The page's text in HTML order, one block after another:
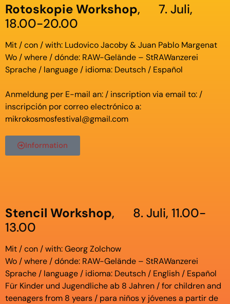
Rotoskopie Workshop, 7. Juli,
18.00-20.00
Mit / con / with: Ludovico Jacoby & Juan Pablo Margenat
Wo / where / dónde: RAW-Gelände – StRAWanzerei
Sprache / language / idioma: Deutsch / Español
Anmeldung per E-mail an: / inscription via email to: /
inscripción por correo electrónico a:
mikrokosmosfestival@gmail.com
Information
Stencil Workshop, 8. Juli, 11.00-
13.00
Mit / con / with: Georg Zolchow
Wo / where / dónde: RAW-Gelände – StRAWanzerei
Sprache / language / idioma: Deutsch / English / Español
Für Kinder und Jugendliche ab 8 Jahren / for children and
teenagers from 8 years / para niños y jóvenes a partir de